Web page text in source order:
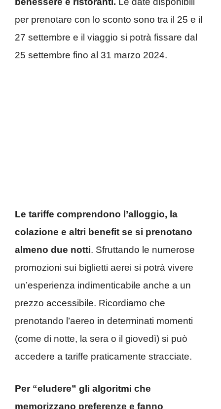
per prenotare con lo sconto sono tra il 25 e il
27 settembre e il viaggio si potrà fissare dal
25 settembre fino al 31 marzo 2024.
Le tariffe comprendono l’alloggio, la
colazione e altri benefit se si prenotano
almeno due notti. Sfruttando le numerose
promozioni sui biglietti aerei si potrà vivere
un’esperienza indimenticabile anche a un
prezzo accessibile. Ricordiamo che
prenotando l’aereo in determinati momenti
(come di notte, la sera o il giovedì) si può
accedere a tariffe praticamente stracciate.
Per “eludere” gli algoritmi che
memorizzano preferenze e fanno